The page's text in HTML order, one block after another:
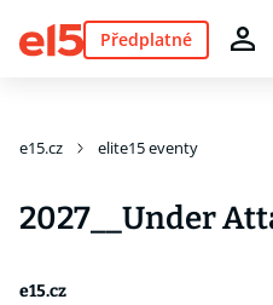
Předplatné
e15.cz elite15 eventy
2027__Under
e15.cz